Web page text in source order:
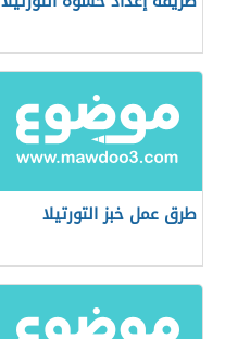
طرق عمل خبز التورتيلا